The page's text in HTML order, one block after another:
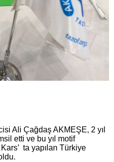
Ali Çağdaş AKMEŞE, 2 yıl
etti ve bu yıl motif
ta yapılan Türkiye